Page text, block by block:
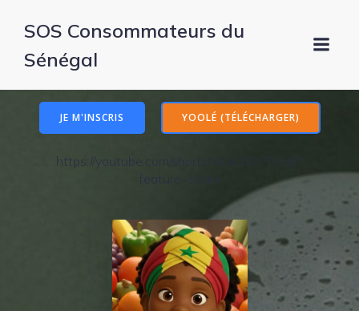
SOS Consommateurs du
Sénégal
JE M'INSCRIS YOOLÉ (TÉLÉCHARGER)
https://youtube.com/shorts/WyILhDVTGHE?
feature=share